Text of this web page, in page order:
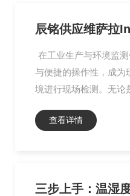
辰铭供应维萨拉
在工业生产与环境监
与便捷的操作性，成为
境进行现场检测。无论
查看详情
三步上手：温湿